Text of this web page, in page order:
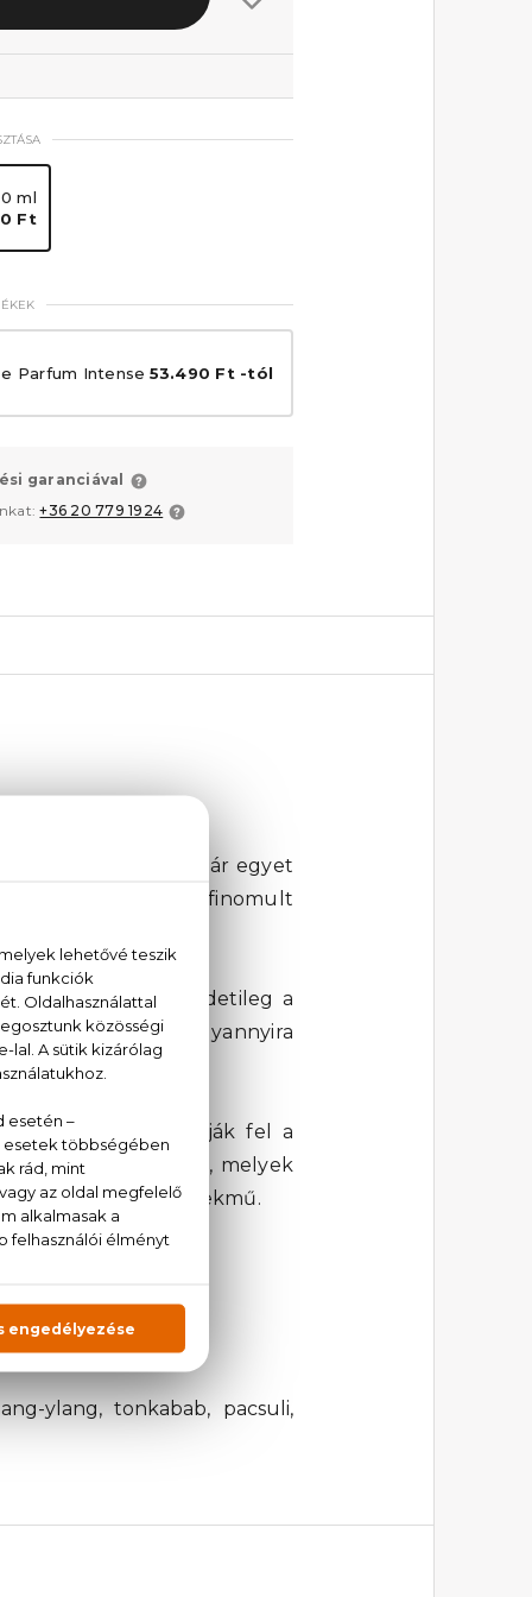
ml
Ft
Parfum Intense 53.490 Ft -tól
garanciával
+36 20 779 1924
és amely mára már egyet
formáiban és kifinomult
örvend. Eredetileg a
Az illat azonban olyannyira
aromáját.
virágos jegyek oldják fel a
rendkívül gazdag, melyek
dícséri e remekmű.
ylang, tonkabab, pacsuli,